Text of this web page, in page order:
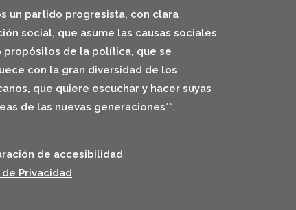
un partido progresista, con clara
social, que asume las causas sociales
propósitos de la política, que se
con la gran diversidad de los
que quiere escuchar y hacer suyas
de las nuevas generaciones**.
de accesibilidad
de Privacidad